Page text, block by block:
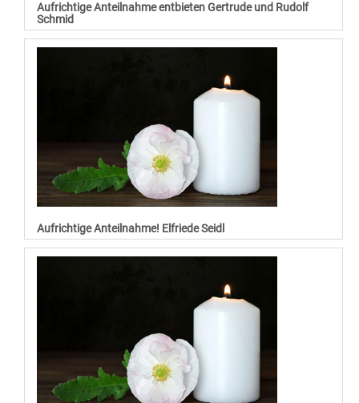
Aufrichtige Anteilnahme entbieten Gertrude und Rudolf
Schmid
Aufrichtige Anteilnahme! Elfriede Seidl